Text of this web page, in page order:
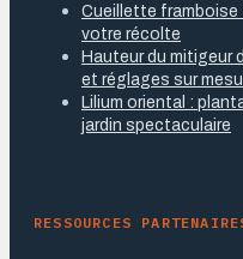
Cueillette framboise
votre récolte
Hauteur du mitigeur
et réglages sur
Lilium oriental :
jardin spectaculaire
RESSOURCES